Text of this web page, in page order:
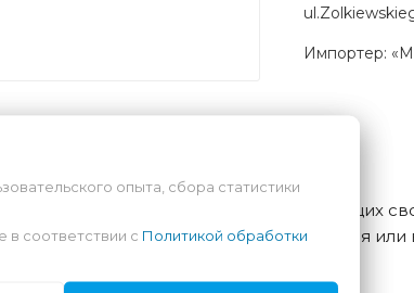
Импортер:
и средней тяжести у женщин, ценящих
выделениях, а также в ночное время или
опыта, сбора статистики
в соответствии с Политикой обработки